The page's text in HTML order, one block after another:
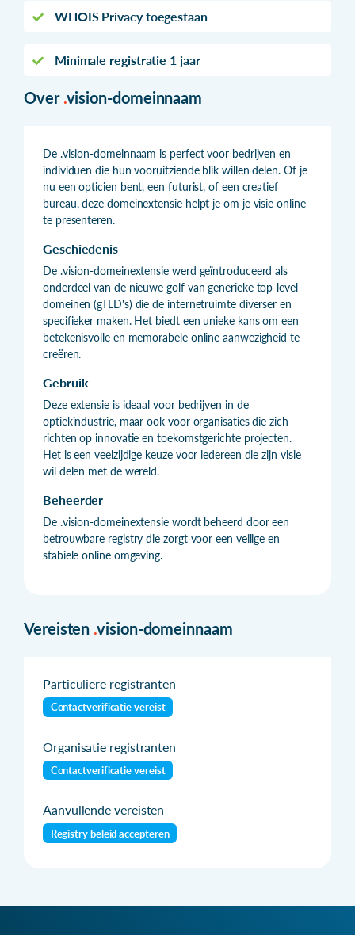
WHOIS Privacy toegestaan
Minimale registratie 1 jaar
Over .vision-domeinnaam
De .vision-domeinnaam is perfect voor bedrijven en
individuen die hun vooruitziende blik willen delen. Of je
nu een opticien bent, een futurist, of een creatief
bureau, deze domeinextensie helpt je om je visie online
te presenteren.
Geschiedenis
De .vision-domeinextensie werd geïntroduceerd als
onderdeel van de nieuwe golf van generieke top-level-
domeinen (gTLD's) die de internetruimte diverser en
specifieker maken. Het biedt een unieke kans om een
betekenisvolle en memorabele online aanwezigheid te
creëren.
Gebruik
Deze extensie is ideaal voor bedrijven in de
optiekindustrie, maar ook voor organisaties die zich
richten op innovatie en toekomstgerichte projecten.
Het is een veelzijdige keuze voor iedereen die zijn visie
wil delen met de wereld.
Beheerder
De .vision-domeinextensie wordt beheerd door een
betrouwbare registry die zorgt voor een veilige en
stabiele online omgeving.
Vereisten .vision-domeinnaam
Particuliere registranten
Contactverificatie vereist
Organisatie registranten
Contactverificatie vereist
Aanvullende vereisten
Registry beleid accepteren